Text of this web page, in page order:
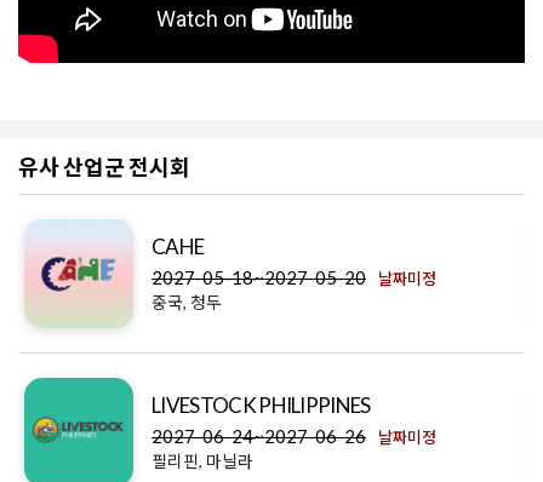
유사 산업군 전시회
CAHE
2027-05-18~2027-05-20 날짜미정
중국, 청두
LIVESTOCK PHILIPPINES
2027-06-24~2027-06-26 날짜미정
필리핀, 마닐라